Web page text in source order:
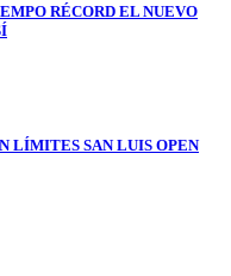
RÉCORD EL NUEVO
LÍMITES SAN LUIS OPEN